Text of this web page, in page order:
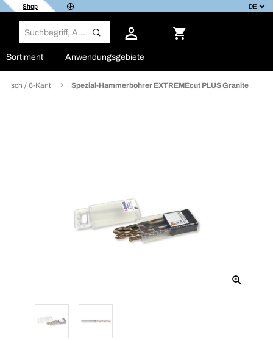
Shop
Sortiment Anwendungsgebiete
/ 6-Kant Spezial-Hammerbohrer EXTREMEcut PLUS Granite